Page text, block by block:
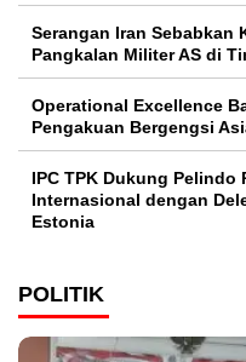
Serangan Iran Sebabkan
Pangkalan Militer AS di
Operational Excellence
Pengakuan Bergengsi
IPC TPK Dukung Pelindo
Internasional dengan
Estonia
POLITIK